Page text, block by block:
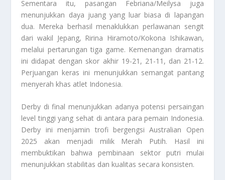
Sementara itu, pasangan Febriana/Meilysa juga
menunjukkan daya juang yang luar biasa di lapangan
dua. Mereka berhasil menaklukkan perlawanan sengit
dari wakil Jepang, Ririna Hiramoto/Kokona Ishikawan,
melalui pertarungan tiga game. Kemenangan dramatis
ini didapat dengan skor akhir 19-21, 21-11, dan 21-12.
Perjuangan keras ini menunjukkan semangat pantang
menyerah khas atlet Indonesia.
Derby di final menunjukkan adanya potensi persaingan
level tinggi yang sehat di antara para pemain Indonesia.
Derby ini menjamin trofi bergengsi Australian Open
2025 akan menjadi milik Merah Putih. Hasil ini
membuktikan bahwa pembinaan sektor putri mulai
menunjukkan stabilitas dan kualitas secara konsisten.